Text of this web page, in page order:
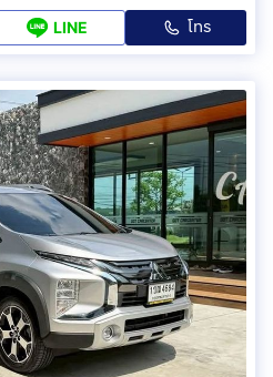
LINE โทร